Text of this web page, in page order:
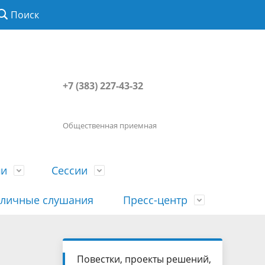
Поиск
+7 (383) 227-43-32
Общественная приемная
История
Сессии
Порядок посещения сессии
гражданами
Сведения о доходах, расходах, об
имуществе, обязательствах
слушания Пресс-центр
Наша "Прямая линия"
Повестки, проекты решений,